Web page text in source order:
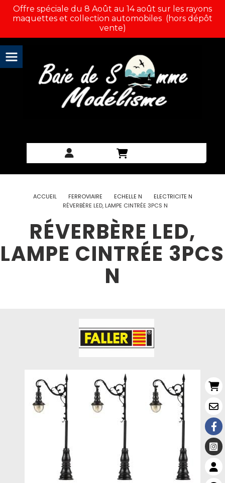
Offre spéciale du 8 Août au 14 août sur les rayons
maquettes et collection automobiles (hors dépôt
vente)
ACCUEIL FERROVIAIRE ECHELLE N
ELECTRICITE N
RÉVERBÈRE LED, LAMPE CINTRÉE 3PCS N
RÉVERBÈRE LED,
LAMPE CINTRÉE 3PCS
N
Panneau de gestion des cookies